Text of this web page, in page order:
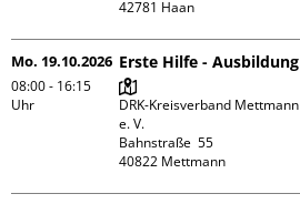
Mo. 19.10.2026
08:00 - 16:15
Uhr
Erste Hilfe - Ausbildung
DRK-Kreisverband Mettmann
e. V.
Bahnstraße  55